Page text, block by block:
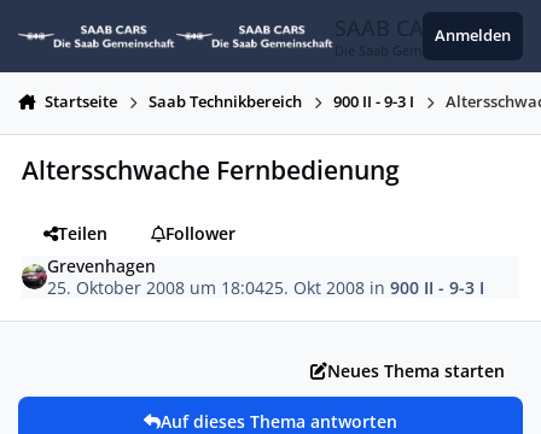
SAAB CARS
Die Saab Gemeinschaft
Anmelden
Startseite Saab Technikbereich 900 II - 9-3 I
Altersschwache Fernbedienung
Teilen
Follower
Grevenhagen
25. Oktober 2008 um 18:0425. Okt 2008 in900 II - 9-3 I
Neues Thema starten
Auf dieses Thema antworten